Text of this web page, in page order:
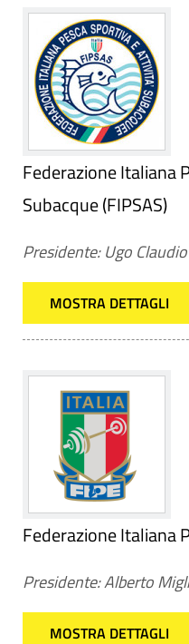
Federazione Italiana
Subacque (FIPSAS)
Presidente: Ugo
MOSTRA DETTAGLI
Federazione Italiana
Presidente: Alberto
MOSTRA DETTAGLI